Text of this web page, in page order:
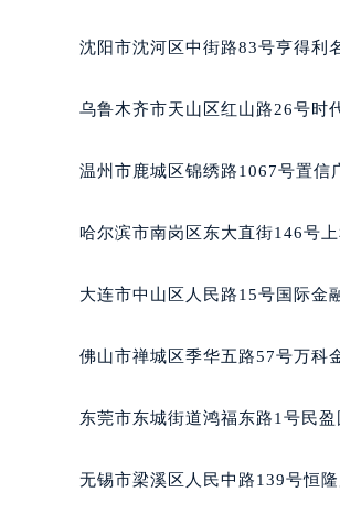
辽宁省丹东市振
辽宁省阜新市海
辽宁省锦州市古
辽宁省盘锦市兴
辽宁省营口市站
辽宁省沈阳市沈
北京市东城区东
内蒙古自治区阿
沈阳市沈河区中街路83号亨得利
乌鲁木齐市天山区红山路26号时
温州市鹿城区锦绣路1067号置信
哈尔滨市南岗区东大直街146号
大连市中山区人民路15号国际金
佛山市禅城区季华五路57号万科
东莞市东城街道鸿福东路1号民
无锡市梁溪区人民中路139号恒